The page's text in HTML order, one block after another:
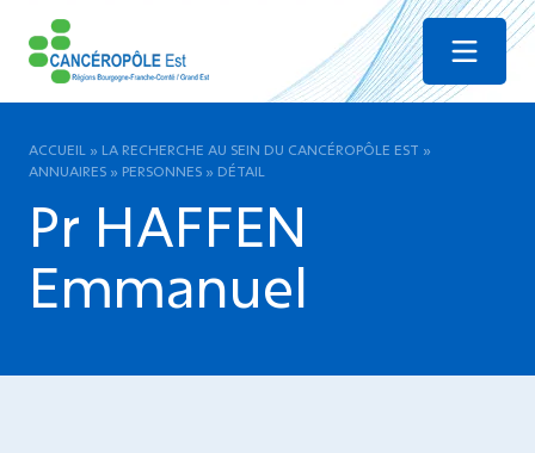
Menu
ACCUEIL » LA RECHERCHE AU SEIN DU CANCÉROPÔLE EST »
ANNUAIRES » PERSONNES » DÉTAIL
Pr HAFFEN
Emmanuel